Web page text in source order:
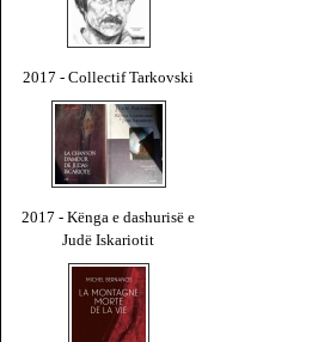
2017 - Collectif Tarkovski
2017 - Kënga e dashurisë e
Judë Iskariotit